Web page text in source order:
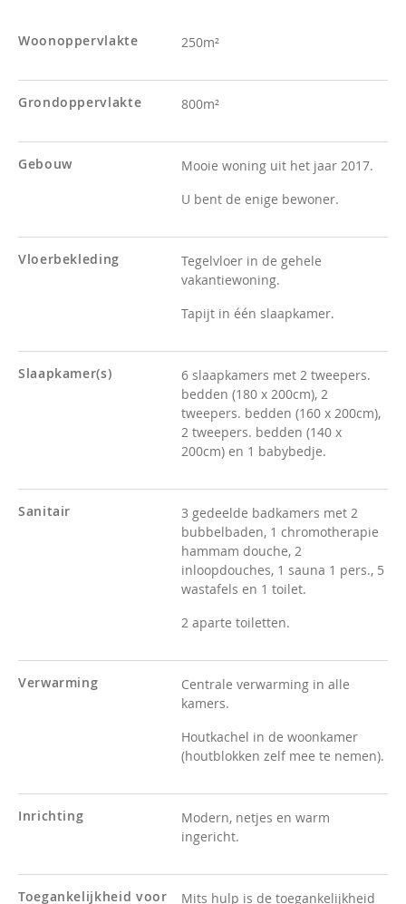
Woonoppervlakte 250m²
Grondoppervlakte 800m²
Gebouw
Mooie woning uit het jaar 2017.
U bent de enige bewoner.
Vloerbekleding
Tegelvloer in de gehele
vakantiewoning.
Tapijt in één slaapkamer.
Slaapkamer(s)
6 slaapkamers met 2 tweepers.
bedden (180 x 200cm), 2
tweepers. bedden (160 x 200cm),
2 tweepers. bedden (140 x
200cm) en 1 babybedje.
Sanitair
3 gedeelde badkamers met 2
bubbelbaden, 1 chromotherapie
hammam douche, 2
inloopdouches, 1 sauna 1 pers., 5
wastafels en 1 toilet.
2 aparte toiletten.
Verwarming
Centrale verwarming in alle
kamers.
Houtkachel in de woonkamer
(houtblokken zelf mee te nemen).
Inrichting
Modern, netjes en warm
ingericht.
Toegankelijkheid voor
Mits hulp is de toegankelijkheid